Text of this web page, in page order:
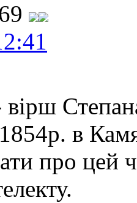
в
про цей